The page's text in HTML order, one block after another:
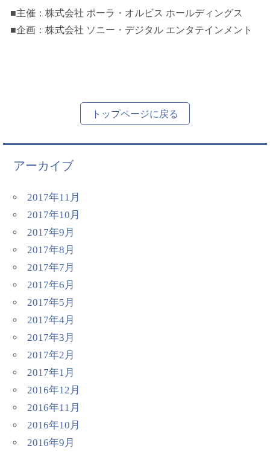
■主催：株式会社 ポーラ・オルビス ホールディングス
■企画：株式会社 ソニー・デジタル エンタテインメント
トップページに戻る
アーカイブ
2017年11月
2017年10月
2017年9月
2017年8月
2017年7月
2017年6月
2017年5月
2017年4月
2017年3月
2017年2月
2017年1月
2016年12月
2016年11月
2016年10月
2016年9月